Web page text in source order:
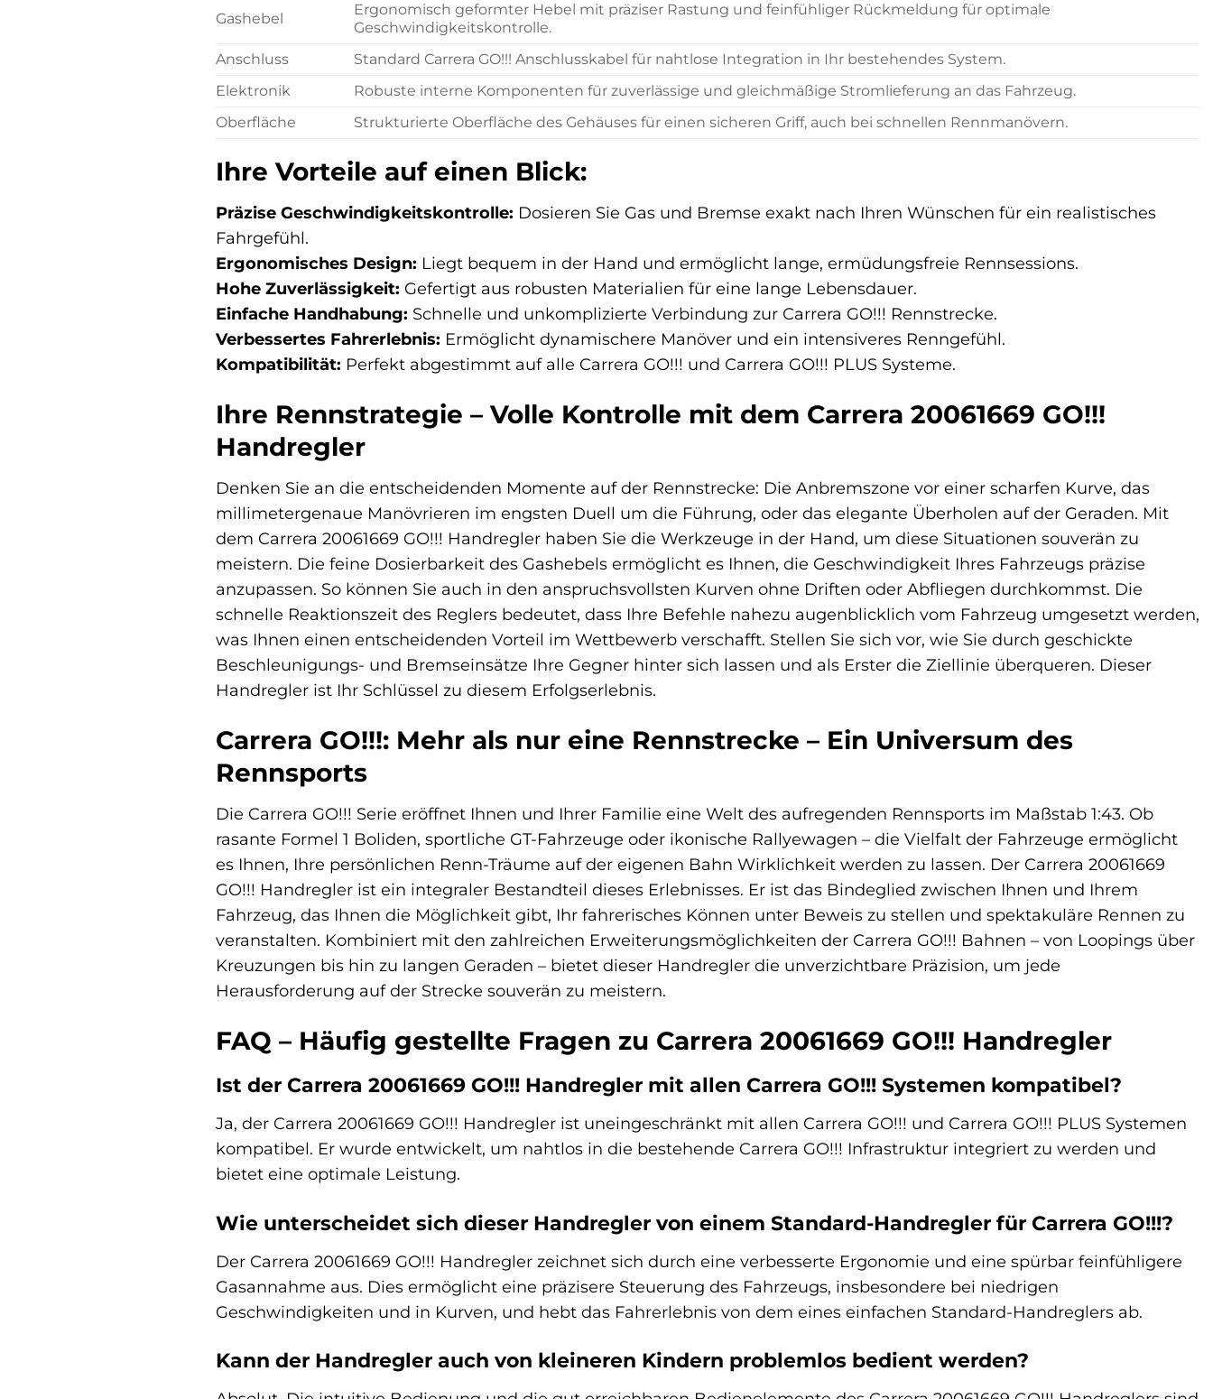
Gashebel
Ergonomisch geformter Hebel mit präziser Rastung und feinfühliger Rückmeldung für optimale
Geschwindigkeitskontrolle.
Anschluss
Standard Carrera GO!!! Anschlusskabel für nahtlose Integration in Ihr bestehendes System.
Elektronik
Robuste interne Komponenten für zuverlässige und gleichmäßige Stromlieferung an das Fahrzeug.
Oberfläche
Strukturierte Oberfläche des Gehäuses für einen sicheren Griff, auch bei schnellen Rennmanövern.
Ihre Vorteile auf einen Blick:
Präzise Geschwindigkeitskontrolle: Dosieren Sie Gas und Bremse exakt nach Ihren Wünschen für ein realistisches
Fahrgefühl.
Ergonomisches Design: Liegt bequem in der Hand und ermöglicht lange, ermüdungsfreie Rennsessions.
Hohe Zuverlässigkeit: Gefertigt aus robusten Materialien für eine lange Lebensdauer.
Einfache Handhabung: Schnelle und unkomplizierte Verbindung zur Carrera GO!!! Rennstrecke.
Verbessertes Fahrerlebnis: Ermöglicht dynamischere Manöver und ein intensiveres Renngefühl.
Kompatibilität: Perfekt abgestimmt auf alle Carrera GO!!! und Carrera GO!!! PLUS Systeme.
Ihre Rennstrategie – Volle Kontrolle mit dem Carrera 20061669 GO!!!
Handregler
Denken Sie an die entscheidenden Momente auf der Rennstrecke: Die Anbremszone vor einer scharfen Kurve, das
millimetergenaue Manövrieren im engsten Duell um die Führung, oder das elegante Überholen auf der Geraden. Mit
dem Carrera 20061669 GO!!! Handregler haben Sie die Werkzeuge in der Hand, um diese Situationen souverän zu
meistern. Die feine Dosierbarkeit des Gashebels ermöglicht es Ihnen, die Geschwindigkeit Ihres Fahrzeugs präzise
anzupassen. So können Sie auch in den anspruchsvollsten Kurven ohne Driften oder Abfliegen durchkommst. Die
schnelle Reaktionszeit des Reglers bedeutet, dass Ihre Befehle nahezu augenblicklich vom Fahrzeug umgesetzt werden,
was Ihnen einen entscheidenden Vorteil im Wettbewerb verschafft. Stellen Sie sich vor, wie Sie durch geschickte
Beschleunigungs- und Bremseinsätze Ihre Gegner hinter sich lassen und als Erster die Ziellinie überqueren. Dieser
Handregler ist Ihr Schlüssel zu diesem Erfolgserlebnis.
Carrera GO!!!: Mehr als nur eine Rennstrecke – Ein Universum des
Rennsports
Die Carrera GO!!! Serie eröffnet Ihnen und Ihrer Familie eine Welt des aufregenden Rennsports im Maßstab 1:43. Ob
rasante Formel 1 Boliden, sportliche GT-Fahrzeuge oder ikonische Rallyewagen – die Vielfalt der Fahrzeuge ermöglicht
es Ihnen, Ihre persönlichen Renn-Träume auf der eigenen Bahn Wirklichkeit werden zu lassen. Der Carrera 20061669
GO!!! Handregler ist ein integraler Bestandteil dieses Erlebnisses. Er ist das Bindeglied zwischen Ihnen und Ihrem
Fahrzeug, das Ihnen die Möglichkeit gibt, Ihr fahrerisches Können unter Beweis zu stellen und spektakuläre Rennen zu
veranstalten. Kombiniert mit den zahlreichen Erweiterungsmöglichkeiten der Carrera GO!!! Bahnen – von Loopings über
Kreuzungen bis hin zu langen Geraden – bietet dieser Handregler die unverzichtbare Präzision, um jede
Herausforderung auf der Strecke souverän zu meistern.
FAQ – Häufig gestellte Fragen zu Carrera 20061669 GO!!! Handregler
Ist der Carrera 20061669 GO!!! Handregler mit allen Carrera GO!!! Systemen kompatibel?
Ja, der Carrera 20061669 GO!!! Handregler ist uneingeschränkt mit allen Carrera GO!!! und Carrera GO!!! PLUS Systemen
kompatibel. Er wurde entwickelt, um nahtlos in die bestehende Carrera GO!!! Infrastruktur integriert zu werden und
bietet eine optimale Leistung.
Wie unterscheidet sich dieser Handregler von einem Standard-Handregler für Carrera GO!!!?
Der Carrera 20061669 GO!!! Handregler zeichnet sich durch eine verbesserte Ergonomie und eine spürbar feinfühligere
Gasannahme aus. Dies ermöglicht eine präzisere Steuerung des Fahrzeugs, insbesondere bei niedrigen
Geschwindigkeiten und in Kurven, und hebt das Fahrerlebnis von dem eines einfachen Standard-Handreglers ab.
Kann der Handregler auch von kleineren Kindern problemlos bedient werden?